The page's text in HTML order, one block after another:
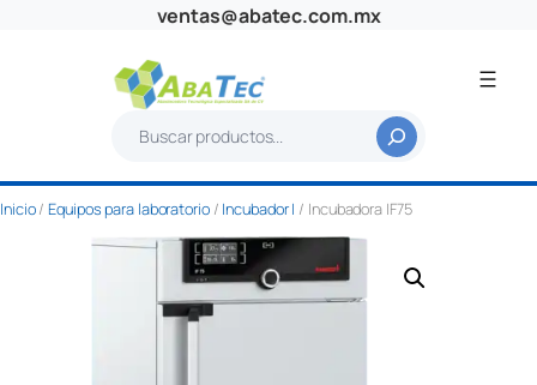
ventas@abatec.com.mx
s
c
a
Inicio/Equipos para laboratorio/ Incubador I / Incubadora IF75